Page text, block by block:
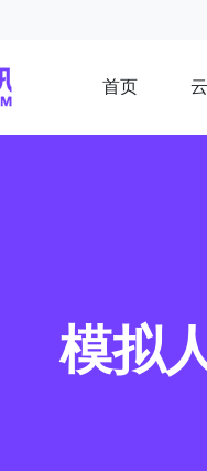
首页
模拟